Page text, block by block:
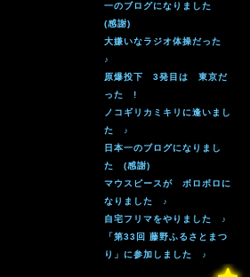
一のブログになりました
(感謝)
大嫌いなラジオ体操だった
♪
原爆投下 3発目は 東京だ
った !
ノコギリカミキリに逢いまし
た ♪
日本一のブログになりまし
た (感謝)
マウスピースが ボロボロに
なりました ♪
自宅フリマをやりました ♪
「第33回 藤野ふるさとまつ
り」に参加しました ♪